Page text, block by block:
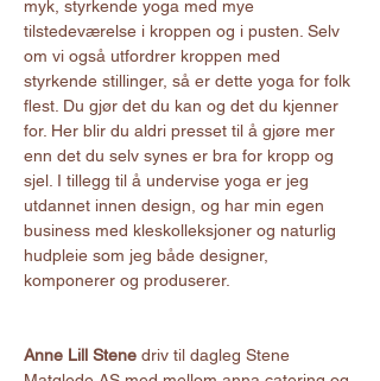
myk, styrkende yoga med mye
tilstedeværelse i kroppen og i pusten. Selv
om vi også utfordrer kroppen med
styrkende stillinger, så er dette yoga for folk
flest. Du gjør det du kan og det du kjenner
for. Her blir du aldri presset til å gjøre mer
enn det du selv synes er bra for kropp og
sjel. I tillegg til å undervise yoga er jeg
utdannet innen design, og har min egen
business med kleskolleksjoner og naturlig
hudpleie som jeg både designer,
komponerer og produserer.
Anne Lill Stene driv til dagleg Stene